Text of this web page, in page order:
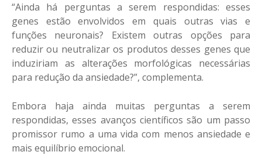
“Ainda há perguntas a serem respondidas: esses
genes estão envolvidos em quais outras vias e
funções neuronais? Existem outras opções para
reduzir ou neutralizar os produtos desses genes que
induziriam as alterações morfológicas necessárias
para redução da ansiedade?”, complementa.
Embora haja ainda muitas perguntas a serem
respondidas, esses avanços científicos são um passo
promissor rumo a uma vida com menos ansiedade e
mais equilíbrio emocional.